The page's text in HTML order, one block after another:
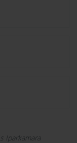
Iparkamara